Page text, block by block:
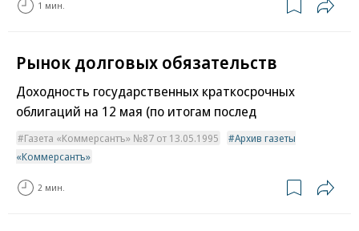
1 мин.
Рынок долговых обязательств
Доходность государственных краткосрочных
облигаций на 12 мая (по итогам послед
Газета «Коммерсантъ» №87 от 13.05.1995
Архив газеты
«Коммерсантъ»
2 мин.